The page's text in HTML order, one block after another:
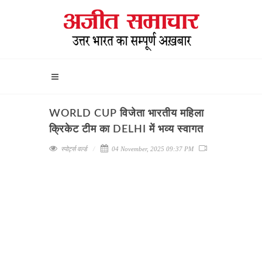
WORLD CUP विजेता भारतीय महिला
क्रिकेट टीम का DELHI में भव्य स्वागत
स्पोर्ट्स वर्ल्ड 04 November, 2025 09:37 PM